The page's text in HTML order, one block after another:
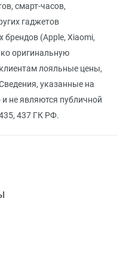
смарт-часов,
гаджетов
брендов (Apple, Xiaomi,
оригинальную
лояльные цены,
указанные на
не являются публичной
437 ГК РФ.